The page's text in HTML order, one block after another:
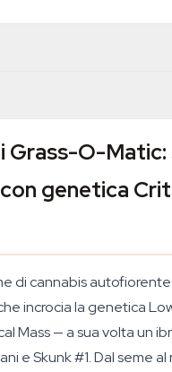
Grass-O-Matic:
genetica
di cannabis
incrocia la genetica
Mass — a sua volta un
e Skunk #1. Dal seme al